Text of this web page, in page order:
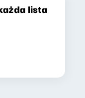
lista